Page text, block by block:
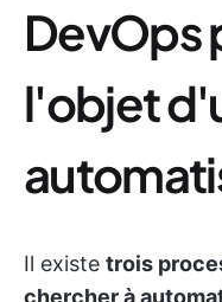
DevOps
l'objet
Il existe trois
chercher à